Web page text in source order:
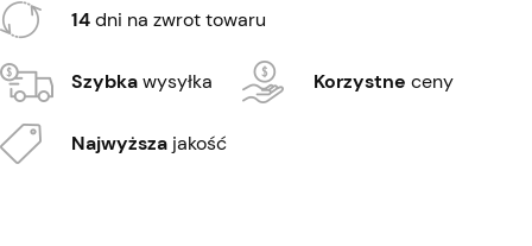
14dni na zwrot towaru
Szybkawysyłka Korzystne ceny
Najwyższa jakość